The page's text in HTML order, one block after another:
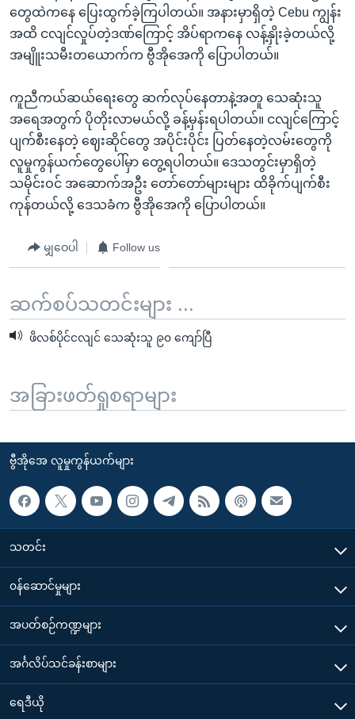
တွေထဲကနေ ပြေးထွက်ခဲ့ကြပါတယ်။ အနားမှာရှိတဲ့ Cebu ကျွန်း
အထိ ငလျင်လှုပ်တဲ့ဒဏ်ကြောင့် အိပ်ရာကနေ လန့်နှိုးခဲ့တယ်လို့
အမျိူးသမီးတယောက်က ဗွီအိုအေကို ပြောပါတယ်။
ကူညီကယ်ဆယ်ရေးတွေ ဆက်လုပ်နေတာနဲ့အတူ သေဆုံးသူ
အရေအတွက် ပိုတိုးလာမယ်လို့ ခန့်မှန်းရပါတယ်။ ငလျင်ကြောင့်
ပျက်စီးနေတဲ့ ဈေးဆိုင်တွေ အပိုင်းပိုင်း ပြတ်နေတဲ့လမ်းတွေကို
လူမှုကွန်ယက်တွေပေါ်မှာ တွေ့ရပါတယ်။ ဒေသတွင်းမှာရှိတဲ့
သမိုင်းဝင် အဆောက်အဦး တော်တော်များများ ထိခိုက်ပျက်စီး
ကုန်တယ်လို့ ဒေသခံက ဗွီအိုအေကို ပြောပါတယ်။
မျှဝေပါ Follow us
ဆက်စပ်သတင်းများ ...
ဖိလစ်ပိုင်ငလျင် သေဆုံးသူ ၉၀ ကျော်ပြီ
အခြားဖတ်ရှုစရာများ
ဗွီအိုအေ လူမှုကွန်ယက်များ
သတင်း
၀န်ဆောင်မှုများ
အပတ်စဉ်ကဏ္ဍများ
အင်္ဂလိပ်သင်ခန်းစာများ
ရေဒီယို